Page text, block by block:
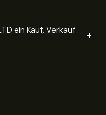
ein Kauf, Verkauf
+